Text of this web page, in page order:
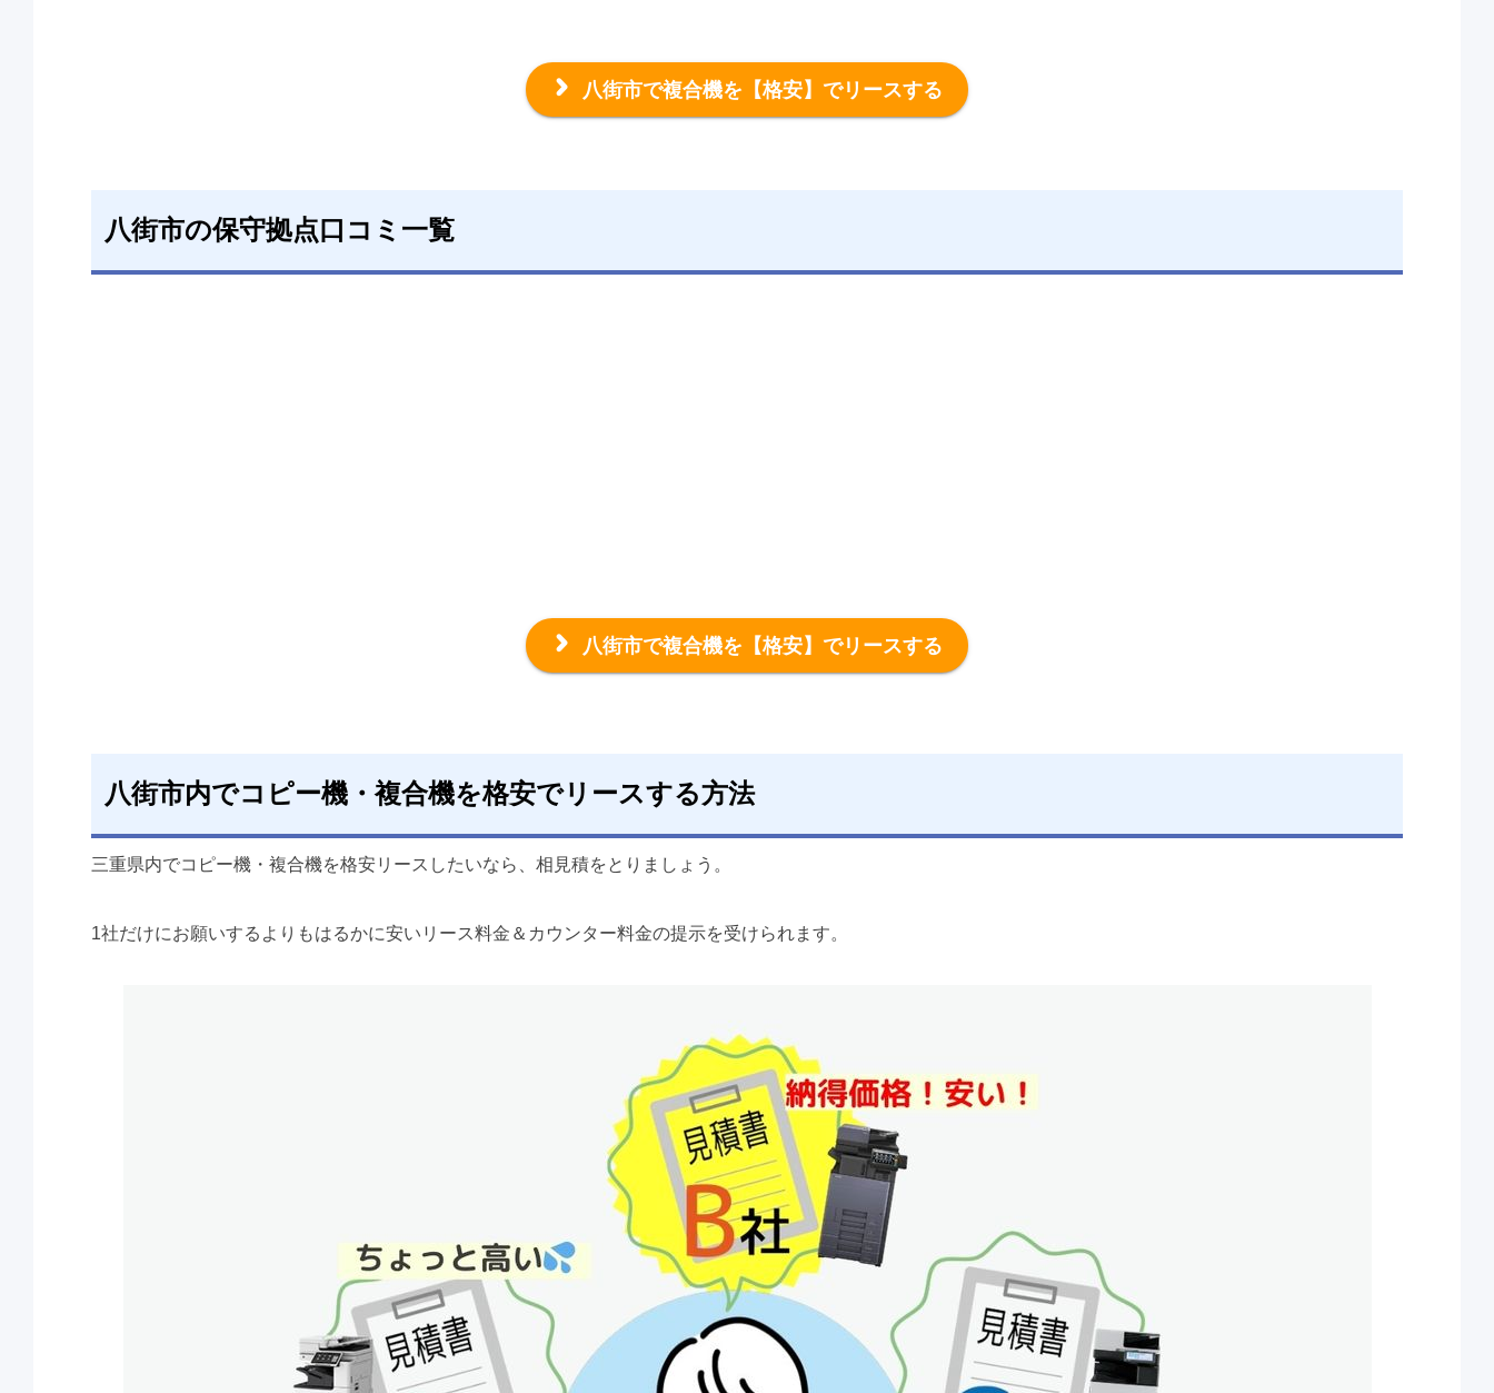
八街市で複合機を 【格安】でリースする
八街市の保守拠点口コミ一覧
八街市で複合機を 【格安】でリースする
八街市内でコピー機・複合機を格安でリースする方法
三重県内でコピー機・複合機を格安リースしたいなら、相見積をとりましょう。
1社だけにお願いするよりもはるかに安いリース料金＆カウンター料金の提示を受けられます。